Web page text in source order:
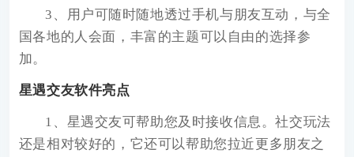
3、用户可随时随地透过手机与朋友互动，与全
国各地的人会面，丰富的主题可以自由的选择参
加。
星遇交友软件亮点
1、星遇交友可帮助您及时接收信息。社交玩法
还是相对较好的，它还可以帮助您拉近更多朋友之